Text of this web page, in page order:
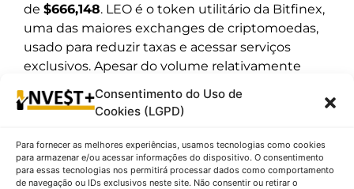
Consentimento do Uso de
Cookies (LGPD)
Para fornecer as melhores experiências, usamos tecnologias como cookies
para armazenar e/ou acessar informações do dispositivo. O consentimento
para essas tecnologias nos permitirá processar dados como comportamento
de navegação ou IDs exclusivos neste site. Não consentir ou retirar o
de $666,148. LEO é o token utilitário da Bitfinex,
uma das maiores exchanges de criptomoedas,
usado para reduzir taxas e acessar serviços
exclusivos. Apesar do volume relativamente
baixo, o token mantém relevância devido à base
sólida da Bitfinex e seus programas de
volatilidade do mercado, mas o LEO continua
sendo um ativo importante dentro do
ecossistema da exchange.